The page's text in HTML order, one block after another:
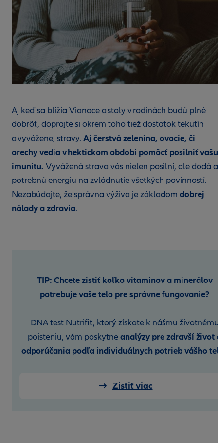
Aj keď sa blížia Vianoce a stoly v rodinách budú plné
dobrôt, doprajte si okrem toho tiež dostatok tekutín
a vyváženej stravy. Aj čerstvá zelenina, ovocie, či
orechy vedia v hektickom období pomôcť posilniť vašu
imunitu. Vyvážená strava vás nielen posilní, ale dodá
potrebnú energiu na zvládnutie všetkých povinností.
Nezabúdajte, že správna výživa je základom dobrej
nálady a zdravia.
TIP: Chcete zistiť koľko vitamínov a minerálov
potrebuje vaše telo pre správne fungovanie?
DNA test Nutrifit, ktorý získate k nášmu
poisteniu, vám poskytneanalýzy pre zdravší život
odporúčania podľa individuálnych potrieb vášho
Zistiť viac